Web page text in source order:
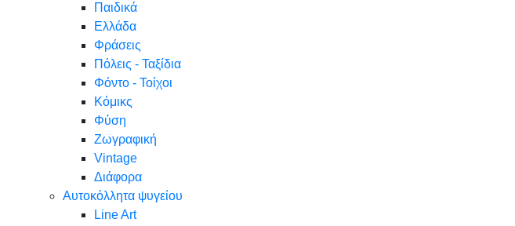
Παιδικά
Ελλάδα
Φράσεις
Πόλεις - Ταξίδια
Φόντο - Τοίχοι
Κόμικς
Φύση
Ζωγραφική
Vintage
Διάφορα
Αυτοκόλλητα ψυγείου
Line Art